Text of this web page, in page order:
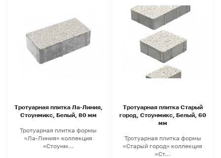
Тротуарная плитка Ла-Линия,
Стоунмикс, Белый, 80 мм
Тротуарная плитка формы
«Ла-Линия» коллекция
«Стоунм...
Тротуарная плитка Старый
город, Стоунмикс, Белый, 60
мм
Тротуарная плитка формы
«Старый город» коллекция
«Ст...